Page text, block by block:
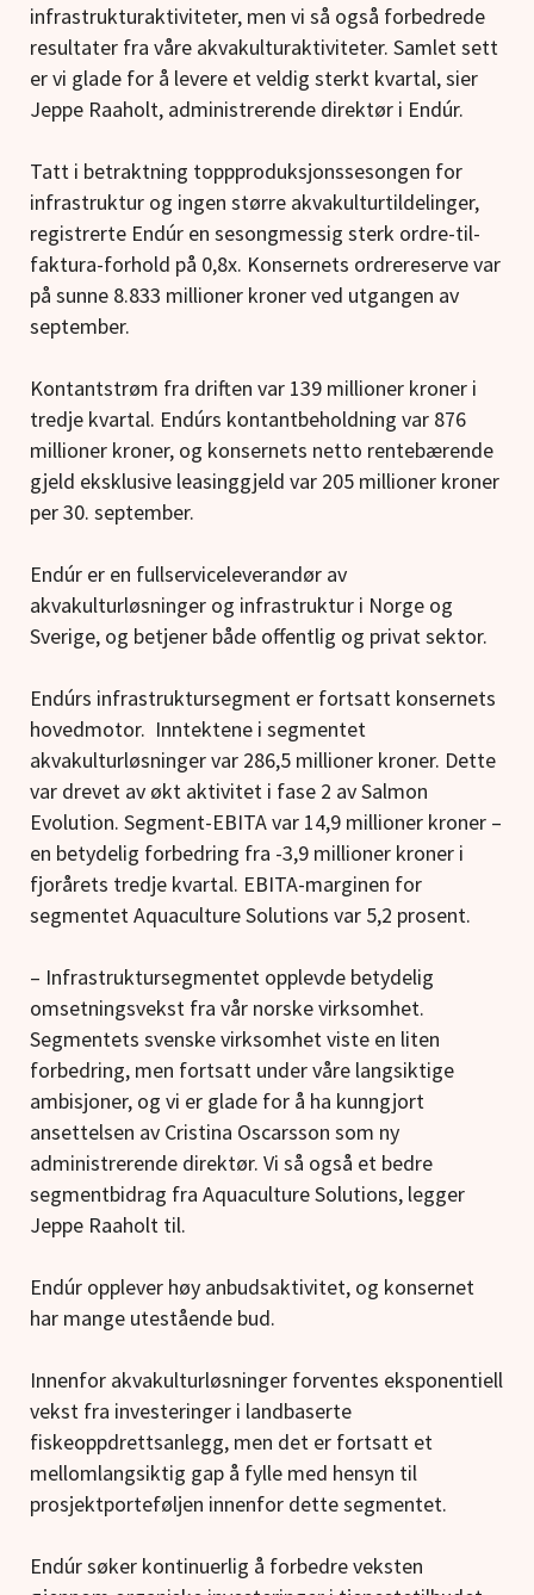
infrastrukturaktiviteter, men vi så også forbedrede
resultater fra våre akvakulturaktiviteter. Samlet sett
er vi glade for å levere et veldig sterkt kvartal, sier
Jeppe Raaholt, administrerende direktør i Endúr.
Tatt i betraktning toppproduksjonssesongen for
infrastruktur og ingen større akvakulturtildelinger,
registrerte Endúr en sesongmessig sterk ordre-til-
faktura-forhold på 0,8x. Konsernets ordrereserve var
på sunne 8.833 millioner kroner ved utgangen av
september.
Kontantstrøm fra driften var 139 millioner kroner i
tredje kvartal. Endúrs kontantbeholdning var 876
millioner kroner, og konsernets netto rentebærende
gjeld eksklusive leasinggjeld var 205 millioner kroner
per 30. september.
Endúr er en fullserviceleverandør av
akvakulturløsninger og infrastruktur i Norge og
Sverige, og betjener både offentlig og privat sektor.
Endúrs infrastruktursegment er fortsatt konsernets
hovedmotor. Inntektene i segmentet
akvakulturløsninger var 286,5 millioner kroner. Dette
var drevet av økt aktivitet i fase 2 av Salmon
Evolution. Segment-EBITA var 14,9 millioner kroner –
en betydelig forbedring fra -3,9 millioner kroner i
fjorårets tredje kvartal. EBITA-marginen for
segmentet Aquaculture Solutions var 5,2 prosent.
– Infrastruktursegmentet opplevde betydelig
omsetningsvekst fra vår norske virksomhet.
Segmentets svenske virksomhet viste en liten
forbedring, men fortsatt under våre langsiktige
ambisjoner, og vi er glade for å ha kunngjort
ansettelsen av Cristina Oscarsson som ny
administrerende direktør. Vi så også et bedre
segmentbidrag fra Aquaculture Solutions, legger
Jeppe Raaholt til.
Endúr opplever høy anbudsaktivitet, og konsernet
har mange utestående bud.
Innenfor akvakulturløsninger forventes eksponentiell
vekst fra investeringer i landbaserte
fiskeoppdrettsanlegg, men det er fortsatt et
mellomlangsiktig gap å fylle med hensyn til
prosjektporteføljen innenfor dette segmentet.
Endúr søker kontinuerlig å forbedre veksten